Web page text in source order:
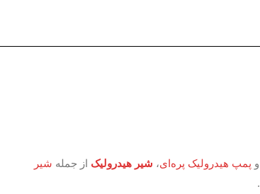
وپمپ هیدرولیک پره‌ای،شیر هیدرولیکاز جمله